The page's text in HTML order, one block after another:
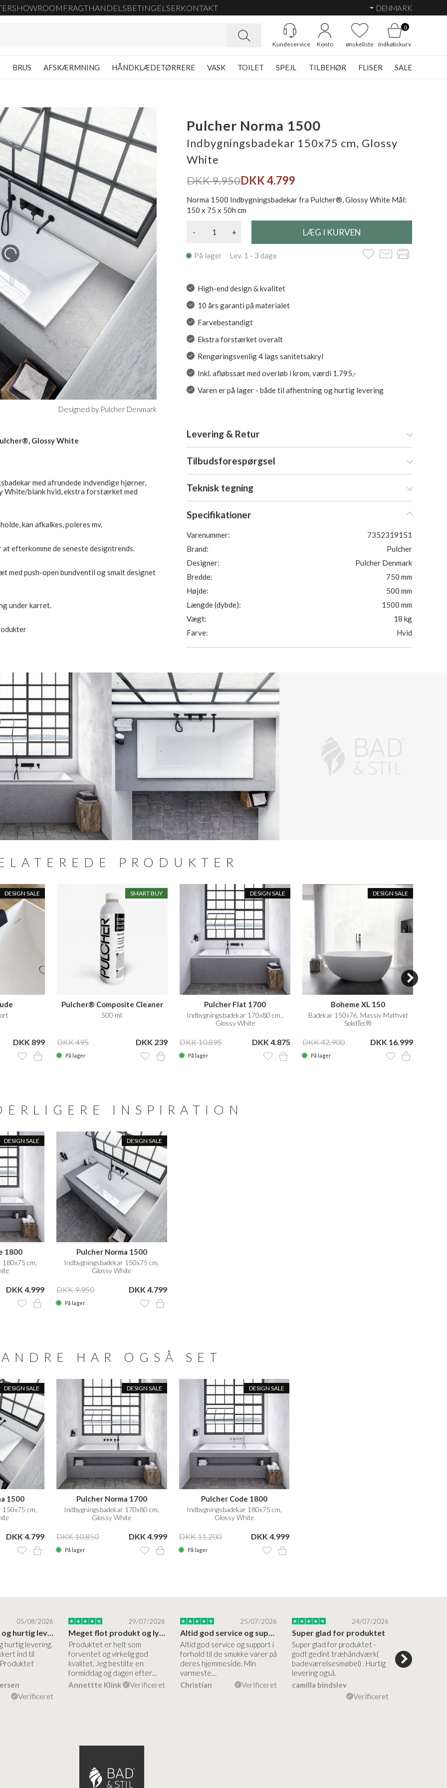
SHOWROOM FRAGTHANDELSBETINGELSERKONTAKT DENMARK
Kundeservice Konto ønskeliste
0
Indkøbskurv
BRUS AFSKÆRMNING HÅNDKLÆDETØRRERE VASK TOILET SPEJL TILBEHØR FLISER SALE
Designed by Pulcher Denmark
Glossy White
med afrundede indvendige hjørner,
White/blank hvid, ekstra forstærket med
kan afkalkes, poleres mv.
efterkomme de seneste designtrends.
med push-open bundventil og smalt designet
under karret.
Pulcher Norma 1500
Indbygningsbadekar 150x75 cm, Glossy
White
DKK 9.950DKK 4.799
Norma 1500 Indbygningsbadekar fra Pulcher®, Glossy White Mål:
150 x 75 x 50h cm
- +
På lager Lev. 1 - 3 dage
High-end design & kvalitet
10 års garanti på materialet
Farvebestandigt
Ekstra forstærket overalt
Rengøringsvenlig 4 lags sanitetsakryl
Inkl. afløbssæt med overløb i krom, værdi 1.795,-
Varen er på lager - både til afhentning og hurtig levering
Levering & Retur
Tilbudsforespørgsel
Teknisk tegning
Specifikationer
Varenummer:
7352319151
Brand:
Pulcher
Designer:
Pulcher Denmark
Bredde:
750 mm
Højde:
500 mm
Længde (dybde):
1500 mm
Vægt:
18 kg
Farve:
Hvid
PRODUKTER
DESIGN SALE
DKK 899
SMART BUY
Pulcher® Composite Cleaner
Care
500 ml.
DKK 495 DKK 239
På lager
DESIGN SALE
Pulcher Flat 1700
Indbygningsbadekar 170x80 cm.,
Glossy White
DKK 10.895 DKK 4.875
På lager
DESIGN SALE
Boheme XL 150
Badekar 150x76, Massiv Mathvid
SolidTec®
DKK 42.900 DKK 16.999
På lager
INSPIRATION
DESIGN SALE
1800
cm,
DKK 4.999
DESIGN SALE
Pulcher Norma 1500
Indbygningsbadekar 150x75 cm,
Glossy White
DKK 9.950 DKK 4.799
På lager
ANDRE HAR OGSÅ SET
DESIGN SALE
1500
cm,
DKK 4.799
DESIGN SALE
Pulcher Norma 1700
Indbygningsbadekar 170x80 cm,
Glossy White
DKK 10.850 DKK 4.999
På lager
DESIGN SALE
Pulcher Code 1800
Indbygningsbadekar 180x75 cm,
Glossy White
DKK 11.200 DKK 4.999
På lager
05/08/2026
Høj kvalitet og hurtig levering
hurtig levering.
ind til
Verificeret
29/07/2026
Meget flot produkt og lynhurtigt levering
Produktet er helt som
forventet og virkelig god
kvalitet. Jeg bestilte en
formiddag og dagen efter…
Annettte Klink
Verificeret
25/07/2026
Altid god service og support i forhold…
Altid god service og support i
forhold til de smukke varer på
deres hjemmeside. Min
varmeste…
Christian
Verificeret
24/07/2026
Super glad for produktet
Super glad for produktet -
godt gedint træhåndværk(
badeværelsesmøbel) . Hurtig
levering også.
camilla bindslev
Verificeret
forståelig
nem